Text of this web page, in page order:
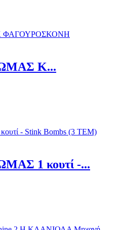
Κ...
1 κουτί -...